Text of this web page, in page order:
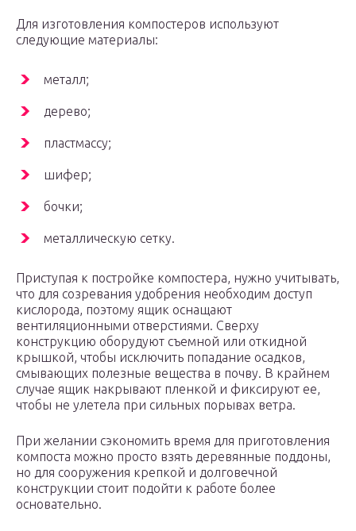
Для изготовления компостеров используют
следующие материалы:
металл;
дерево;
пластмассу;
шифер;
бочки;
металлическую сетку.
Приступая к постройке компостера, нужно учитывать,
что для созревания удобрения необходим доступ
кислорода, поэтому ящик оснащают
вентиляционными отверстиями. Сверху
конструкцию оборудуют съемной или откидной
крышкой, чтобы исключить попадание осадков,
смывающих полезные вещества в почву. В крайнем
случае ящик накрывают пленкой и фиксируют ее,
чтобы не улетела при сильных порывах ветра.
При желании сэкономить время для приготовления
компоста можно просто взять деревянные поддоны,
но для сооружения крепкой и долговечной
конструкции стоит подойти к работе более
основательно.